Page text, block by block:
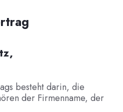
besteht darin, die
der Firmenname, der